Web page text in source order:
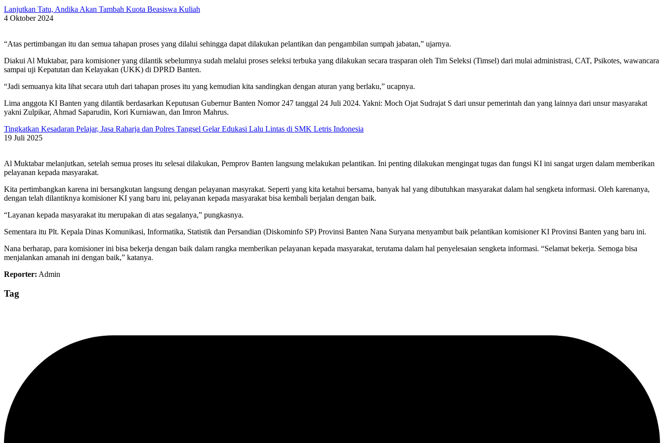
Lanjutkan Tatu, Andika Akan Tambah Kuota Beasiswa Kuliah
4 Oktober 2024
“Atas pertimbangan itu dan semua tahapan proses yang dilalui sehingga dapat dilakukan pelantikan dan pengambilan sumpah jabatan,” ujarnya.
Diakui Al Muktabar, para komisioner yang dilantik sebelumnya sudah melalui proses seleksi terbuka yang dilakukan secara trasparan oleh Tim Seleksi (Timsel) dari mulai administrasi, CAT, Psikotes, wawancara
sampai uji Kepatutan dan Kelayakan (UKK) di DPRD Banten.
“Jadi semuanya kita lihat secara utuh dari tahapan proses itu yang kemudian kita sandingkan dengan aturan yang berlaku,” ucapnya.
Lima anggota KI Banten yang dilantik berdasarkan Keputusan Gubernur Banten Nomor 247 tanggal 24 Juli 2024. Yakni: Moch Ojat Sudrajat S dari unsur pemerintah dan yang lainnya dari unsur masyarakat
yakni Zulpikar, Ahmad Saparudin, Kori Kurniawan, dan Imron Mahrus.
Tingkatkan Kesadaran Pelajar, Jasa Raharja dan Polres Tangsel Gelar Edukasi Lalu Lintas di SMK Letris Indonesia
19 Juli 2025
Al Muktabar melanjutkan, setelah semua proses itu selesai dilakukan, Pemprov Banten langsung melakukan pelantikan. Ini penting dilakukan mengingat tugas dan fungsi KI ini sangat urgen dalam memberikan
pelayanan kepada masyarakat.
Kita pertimbangkan karena ini bersangkutan langsung dengan pelayanan masyrakat. Seperti yang kita ketahui bersama, banyak hal yang dibutuhkan masyarakat dalam hal sengketa informasi. Oleh karenanya,
dengan telah dilantiknya komisioner KI yang baru ini, pelayanan kepada masyarakat bisa kembali berjalan dengan baik.
“Layanan kepada masyarakat itu merupakan di atas segalanya,” pungkasnya.
Sementara itu Plt. Kepala Dinas Komunikasi, Informatika, Statistik dan Persandian (Diskominfo SP) Provinsi Banten Nana Suryana menyambut baik pelantikan komisioner KI Provinsi Banten yang baru ini.
Nana berharap, para komisioner ini bisa bekerja dengan baik dalam rangka memberikan pelayanan kepada masyarakat, terutama dalam hal penyelesaian sengketa informasi. “Selamat bekerja. Semoga bisa
menjalankan amanah ini dengan baik,” katanya.
Reporter: Admin
Tag